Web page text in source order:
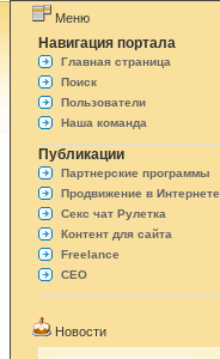
Меню
Навигация портала
Главная страница
Поиск
Пользователи
Наша команда
Публикации
Партнерские программы
Продвижение в Интернете
Секс чат Рулетка
Контент для сайта
Freelance
СЕО
Новости